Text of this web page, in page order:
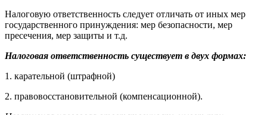
Налоговую ответственность следует отличать от иных мер
государственного принуждения: мер безопасности, мер
пресечения, мер защиты и т.д.
Налоговая ответственность существует в двух формах:
1. карательной (штрафной)
2. правовосстановительной (компенсационной).